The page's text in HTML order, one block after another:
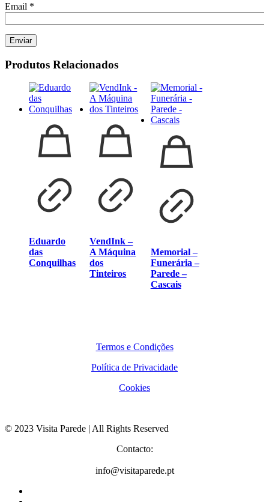
Email *
Produtos Relacionados
Eduardo
das
Conquilhas
VendInk –
A Máquina
dos
Tinteiros
Memorial –
Funerária –
Parede –
Cascais
Termos e Condições
Política de Privacidade
Cookies
© 2023 Visita Parede | All Rights Reserved
Contacto:
info@visitaparede.pt